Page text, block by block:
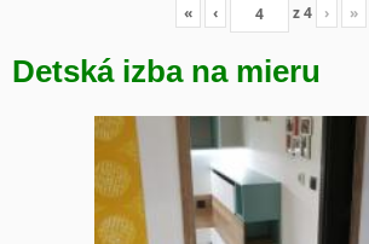
« ‹ z4 › »
Detská izba na mieru